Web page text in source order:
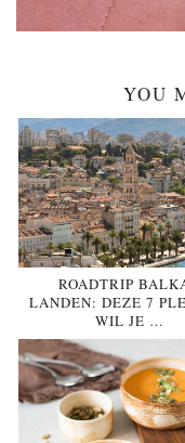
YOU
ROADTRIP
LANDEN: DEZE 7
WIL JE …